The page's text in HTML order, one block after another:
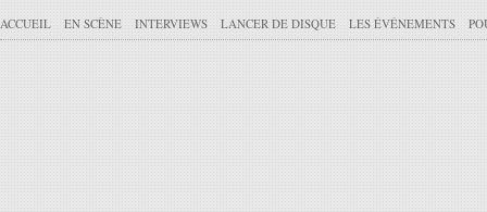
ACCUEIL EN SCÈNE INTERVIEWS LANCER DE DISQUE LES ÉVÉNEMENTS